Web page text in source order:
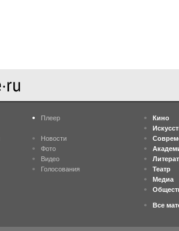
Плеер
Новости
Фото
Видео
Голосования
Кино
Театр
Медиа
Все